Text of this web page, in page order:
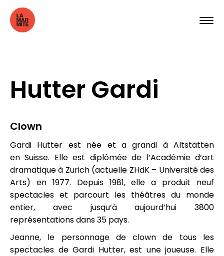
Hutter Gardi
Clown
Gardi Hutter est née et a grandi à Altstätten
en Suisse. Elle est diplômée de l’Académie d‘art
dramatique à Zurich (actuelle ZHdK – Université des
Arts) en 1977. Depuis 1981, elle a produit neuf
spectacles et parcourt les théâtres du monde
entier, avec jusqu’à aujourd’hui 3800
représentations dans 35 pays.
Jeanne, le personnage de clown de tous les
spectacles de Gardi Hutter, est une joueuse. Elle